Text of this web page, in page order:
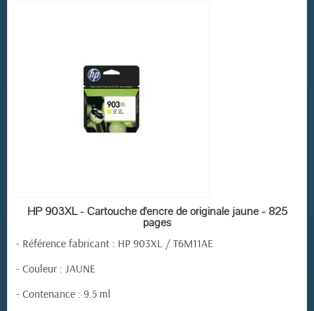
EN STOCK
HP 903XL - Cartouche d'encre de originale jaune - 825
pages
- Référence fabricant : HP 903XL / T6M11AE
- Couleur : JAUNE
- Contenance : 9.5 ml